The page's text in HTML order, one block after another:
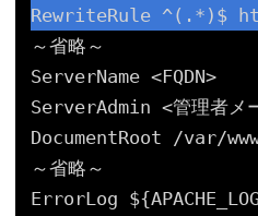
RewriteRule ^(.*)$
～省略～
ServerName <FQDN>
ServerAdmin <管理者メ
DocumentRoot /var/
～省略～
ErrorLog